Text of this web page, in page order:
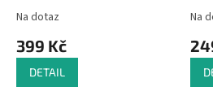
Na dotaz
399 Kč
DETAIL
Na